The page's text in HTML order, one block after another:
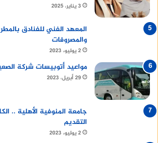
3 يناير، 2025
المعهد الفني للفنادق
والمصروفات
2 يوليو، 2023
مواعيد أتوبيسات شركة
29 أبريل، 2023
جامعة المنوفية الأهلية ..
التقديم
2 يوليو، 2023